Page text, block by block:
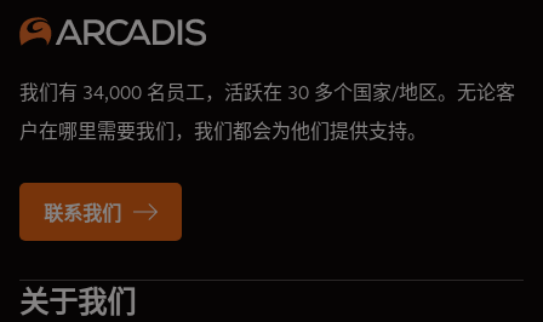
我们有 34,000 名员工，活跃在 30 多个国家/地区。无论客
户在哪里需要我们，我们都会为他们提供支持。
联系我们
关于我们